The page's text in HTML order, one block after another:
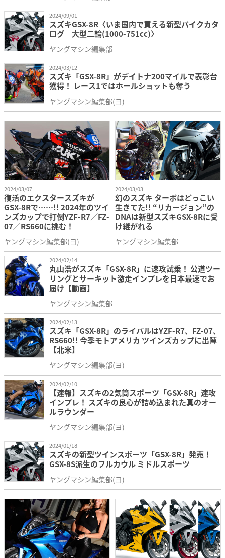
2024/09/01
スズキGSX-8R〈いま国内で買える新型バイクカタ
ログ｜大型二輪(1000-751cc)〉
ヤングマシン編集部
2024/03/12
スズキ「GSX-8R」がデイトナ200マイルで表彰台
獲得！ レース1ではホールショットも奪う
ヤングマシン編集部(ヨ)
2024/03/07
復活のエクスタースズキが
GSX-8Rで……!! 2024年のツイ
ンズカップで打倒YZF-R7／FZ-
07／RS660に挑む！
ヤングマシン編集部(ヨ)
2024/03/03
幻のスズキ ターボはどっこい
生きてた!! “リカージョン”の
DNAは新型スズキGSX-8Rに受
け継がれる
ヤングマシン編集部
2024/02/14
丸山浩がスズキ「GSX-8R」に速攻試乗！ 公道ツー
リングとサーキット激走インプレを日本最速でお
届け【動画】
ヤングマシン編集部
2024/02/13
スズキ「GSX-8R」のライバルはYZF-R7、FZ-07、
RS660!! 今季モトアメリカ ツインズカップに出陣
【北米】
ヤングマシン編集部(ヨ)
2024/02/10
【速報】スズキの2気筒スポーツ「GSX-8R」速攻
インプレ！ スズキの良心が詰め込まれた真のオー
ルラウンダー
ヤングマシン編集部(ヨ)
2024/01/18
スズキの新型ツインスポーツ「GSX-8R」発売！
GSX-8S派生のフルカウル ミドルスポーツ
ヤングマシン編集部(ヨ)